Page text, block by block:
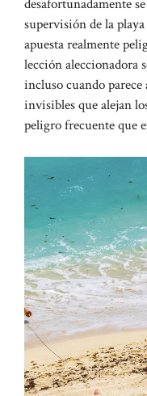
desafortunadamente
supervisión de la
apuesta realmente
lección aleccionadora
incluso cuando
invisibles que alejan
peligro frecuente que